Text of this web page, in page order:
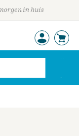
in huis